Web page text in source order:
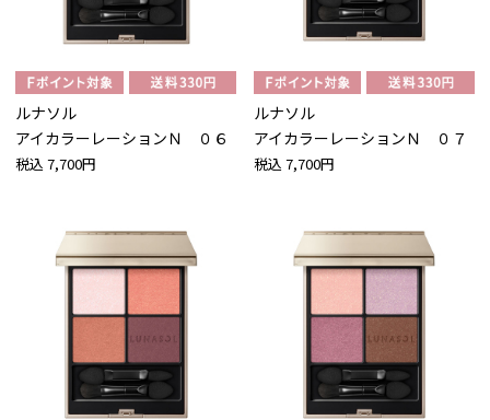
ルナソル
アイカラーレーションＮ ０６
税込 7,700円
ルナソル
アイカラーレーションＮ ０７
税込 7,700円